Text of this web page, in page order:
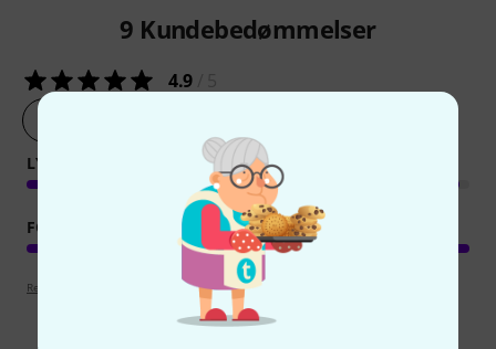
9 Kundebedømmelser
4.9
LYD
FORARBEJDNING
Retningslinjer for anmeldelser